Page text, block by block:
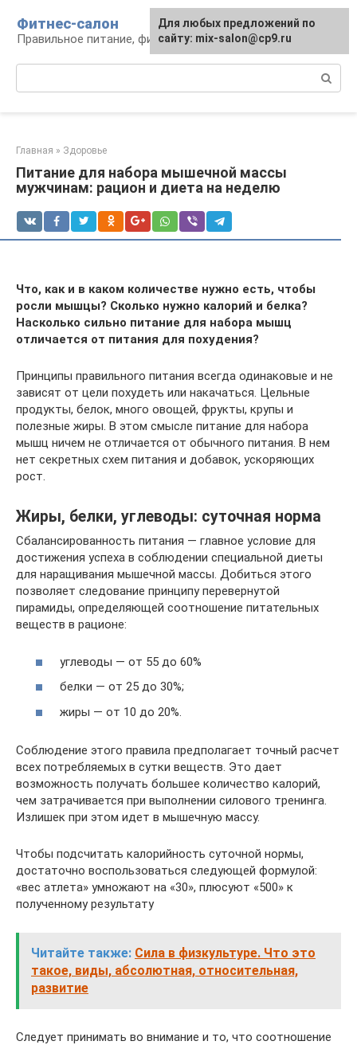
контенту
Фитнес-салон
Правильное питание, фитнес, образ жизни
Главная » Здоровье
Питание для набора мышечной массы
мужчинам: рацион и диета на неделю
Что, как и в каком количестве нужно есть, чтобы
росли мышцы? Сколько нужно калорий и белка?
Насколько сильно питание для набора мышц
отличается от питания для похудения?
Принципы правильного питания всегда одинаковые и не
зависят от цели похудеть или накачаться. Цельные
продукты, белок, много овощей, фрукты, крупы и
полезные жиры. В этом смысле питание для набора
мышц ничем не отличается от обычного питания. В нем
нет секретных схем питания и добавок, ускоряющих
рост.
Жиры, белки, углеводы: суточная норма
Сбалансированность питания — главное условие для
достижения успеха в соблюдении специальной диеты
для наращивания мышечной массы. Добиться этого
позволяет следование принципу перевернутой
пирамиды, определяющей соотношение питательных
веществ в рационе:
углеводы — от 55 до 60%
белки — от 25 до 30%;
жиры — от 10 до 20%.
Соблюдение этого правила предполагает точный расчет
всех потребляемых в сутки веществ. Это дает
возможность получать большее количество калорий,
чем затрачивается при выполнении силового тренинга.
Излишек при этом идет в мышечную массу.
Чтобы подсчитать калорийность суточной нормы,
достаточно воспользоваться следующей формулой:
«вес атлета» умножают на «30», плюсуют «500» к
полученному результату
Читайте также: Сила в физкультуре. Что это
такое, виды, абсолютная, относительная,
развитие
Следует принимать во внимание и то, что соотношение
Для любых предложений по
сайту: mix-salon@cp9.ru